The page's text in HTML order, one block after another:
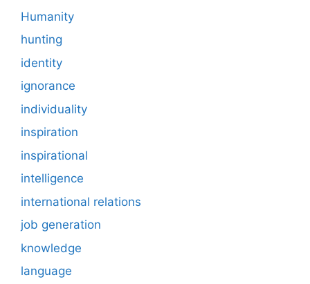
Humanity
hunting
identity
ignorance
individuality
inspiration
inspirational
intelligence
international relations
job generation
knowledge
language